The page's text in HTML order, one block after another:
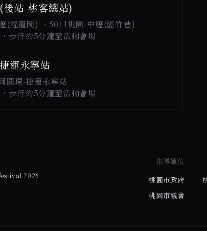
站-桃客總站)
(經龍岡) 、5011桃園-中壢(經竹巷)
步行約5分鐘至活動會場
運永寧站
圓環-捷運永寧站
步行約5分鐘至活動會場
2026
指導單位
桃園市政府
桃園市議會